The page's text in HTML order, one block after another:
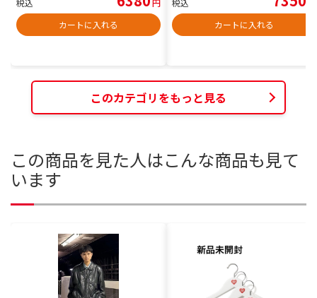
税込
円
カートに入れる
税込
カートに入れる
このカテゴリをもっと見る
この商品を見た人はこんな商品も見て
います